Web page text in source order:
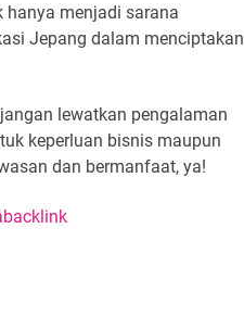
hanya menjadi sarana
Jepang dalam menciptakan
lewatkan pengalaman
keperluan bisnis maupun
dan bermanfaat, ya!